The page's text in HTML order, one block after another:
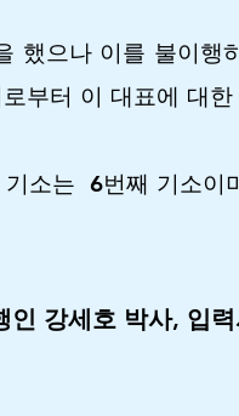
했으나 이를 불이
부터 이 대표에 대
소는 6번째 기소이
인 강세호 박사, 입